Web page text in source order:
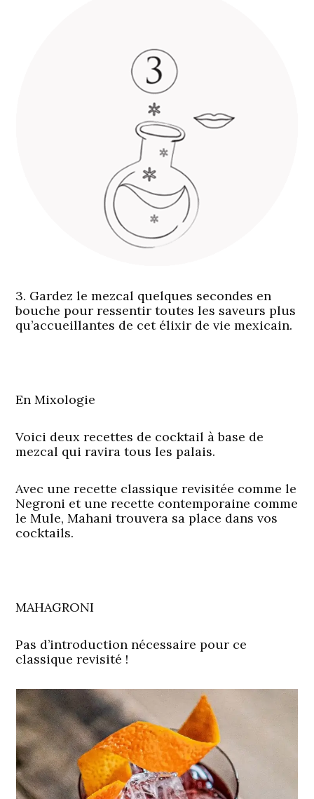
3. Gardez le mezcal quelques secondes en
bouche pour ressentir toutes les saveurs plus
qu’accueillantes de cet élixir de vie mexicain.
En Mixologie
Voici deux recettes de cocktail à base de
mezcal qui ravira tous les palais.
Avec une recette classique revisitée comme le
Negroni et une recette contemporaine comme
le Mule, Mahani trouvera sa place dans vos
cocktails.
MAHAGRONI
Pas d’introduction nécessaire pour ce
classique revisité !